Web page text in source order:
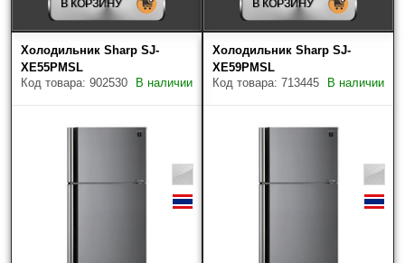
Найдено товаров: 41
В КОРЗИНУ В КОРЗИНУ
Холодильник Sharp SJ-
XE55PMSL
Код товара: 902530
В наличии
Холодильник Sharp SJ-
XE59PMSL
Код товара: 713445
В наличии